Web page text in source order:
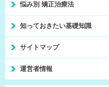
悩み別 矯正治療法
知っておきたい基礎知識
サイトマップ
運営者情報